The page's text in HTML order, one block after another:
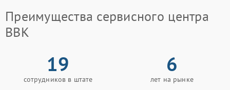
Преимущества сервисного центра
BBK
19
сотрудников в штате
6
лет на рынке